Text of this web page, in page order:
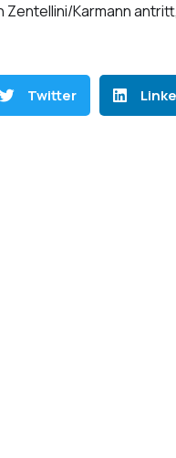
Zentellini/Karmann
Twitter